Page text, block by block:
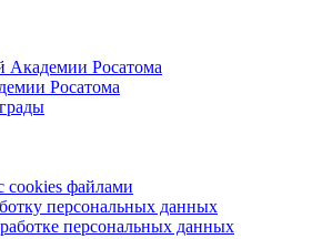
Академии Росатома
Росатома
cookies файлами
персональных данных
персональных данных